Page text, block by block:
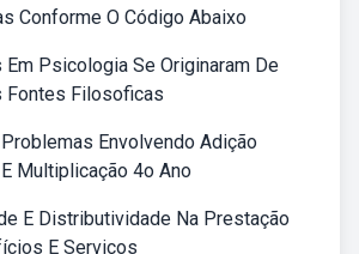
Conforme O Código Abaixo
Em Psicologia Se Originaram De
Fontes Filosoficas
Envolvendo Adição
Multiplicação 4o Ano
E Distributividade Na Prestação
E Serviços